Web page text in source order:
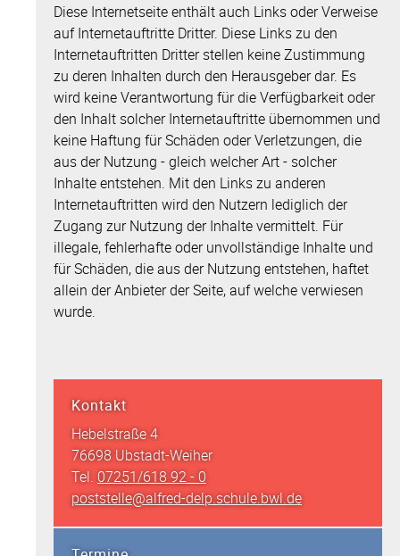
Diese Internetseite enthält auch Links oder Verweise
auf Internetauftritte Dritter. Diese Links zu den
Internetauftritten Dritter stellen keine Zustimmung
zu deren Inhalten durch den Herausgeber dar. Es
wird keine Verantwortung für die Verfügbarkeit oder
den Inhalt solcher Internetauftritte übernommen und
keine Haftung für Schäden oder Verletzungen, die
aus der Nutzung - gleich welcher Art - solcher
Inhalte entstehen. Mit den Links zu anderen
Internetauftritten wird den Nutzern lediglich der
Zugang zur Nutzung der Inhalte vermittelt. Für
illegale, fehlerhafte oder unvollständige Inhalte und
für Schäden, die aus der Nutzung entstehen, haftet
allein der Anbieter der Seite, auf welche verwiesen
wurde.
Kontakt
Hebelstraße 4
76698 Ubstadt-Weiher
Tel. 07251/618 92 - 0
poststelle@alfred-delp.schule.bwl.de